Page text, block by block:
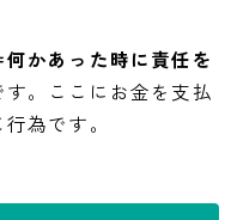
かあった時に責任を
す。ここにお金を支払
為です。